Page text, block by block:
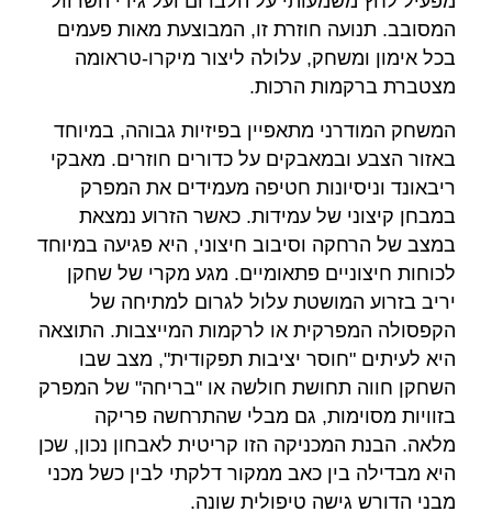
המסובב. תנועה חוזרת זו, המבוצעת מאות פעמים
בכל אימון ומשחק, עלולה ליצור מיקרו-טראומה
מצטברת ברקמות הרכות.
המשחק המודרני מתאפיין בפיזיות גבוהה, במיוחד
באזור הצבע ובמאבקים על כדורים חוזרים. מאבקי
ריבאונד וניסיונות חטיפה מעמידים את המפרק
במבחן קיצוני של עמידות. כאשר הזרוע נמצאת
במצב של הרחקה וסיבוב חיצוני, היא פגיעה במיוחד
לכוחות חיצוניים פתאומיים. מגע מקרי של שחקן
יריב בזרוע המושטת עלול לגרום למתיחה של
הקפסולה המפרקית או לרקמות המייצבות. התוצאה
היא לעיתים "חוסר יציבות תפקודית", מצב שבו
השחקן חווה תחושת חולשה או "בריחה" של המפרק
בזוויות מסוימות, גם מבלי שהתרחשה פריקה
מלאה. הבנת המכניקה הזו קריטית לאבחון נכון, שכן
היא מבדילה בין כאב ממקור דלקתי לבין כשל מכני
מבני הדורש גישה טיפולית שונה.